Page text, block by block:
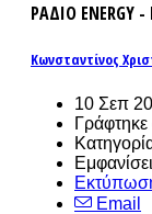
ΡΑΔΙΟ ENERGY
Κωνσταντίνος
10 Σεπ
Email